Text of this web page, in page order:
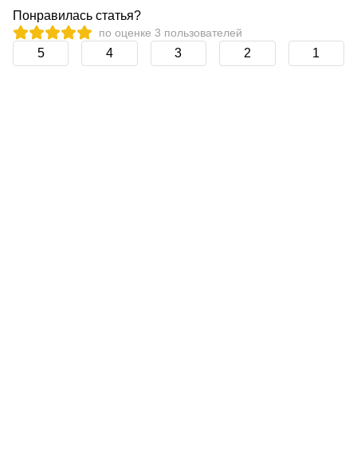
Понравилась статья?
по оценке 3 пользователей
5 4 3 2 1